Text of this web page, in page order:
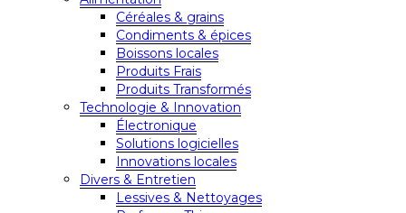
Céréales & grains
Condiments & épices
Boissons locales
Produits Frais
Produits Transformés
Technologie & Innovation
Électronique
Solutions logicielles
Innovations locales
Divers & Entretien
Lessives & Nettoyages